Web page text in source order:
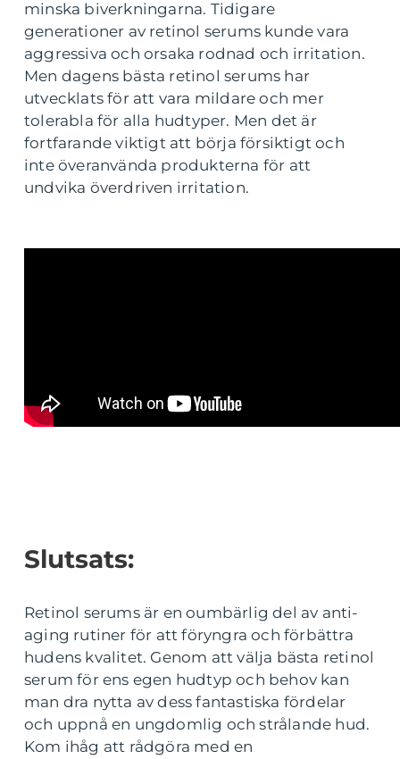
minska biverkningarna. Tidigare
generationer av retinol serums kunde vara
aggressiva och orsaka rodnad och irritation.
Men dagens bästa retinol serums har
utvecklats för att vara mildare och mer
tolerabla för alla hudtyper. Men det är
fortfarande viktigt att börja försiktigt och
inte överanvända produkterna för att
undvika överdriven irritation.
Slutsats:
Retinol serums är en oumbärlig del av anti-
aging rutiner för att föryngra och förbättra
hudens kvalitet. Genom att välja bästa retinol
serum för ens egen hudtyp och behov kan
man dra nytta av dess fantastiska fördelar
och uppnå en ungdomlig och strålande hud.
Kom ihåg att rådgöra med en